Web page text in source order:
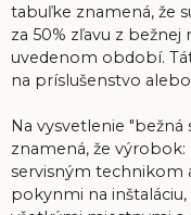
tabuľke znamená, že
za 50% zľavu z
uvedenom období.
na príslušenstvo
Na vysvetlenie
znamená, že
servisným technikom
pokynmi na